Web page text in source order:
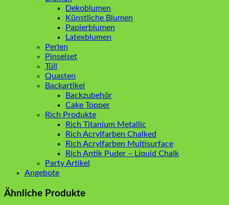
Dekoblumen
Künstliche Blumen
Papierblumen
Latexblumen
Perlen
Pinselset
Tüll
Quasten
Backartikel
Backzubehör
Cake Topper
Rich Produkte
Rich Titanium Metallic
Rich Acrylfarben Chalked
Rich Acrylfarben Multisurface
Rich Antik Puder – Liquid Chalk
Party Artikel
Angebote
Ähnliche Produkte